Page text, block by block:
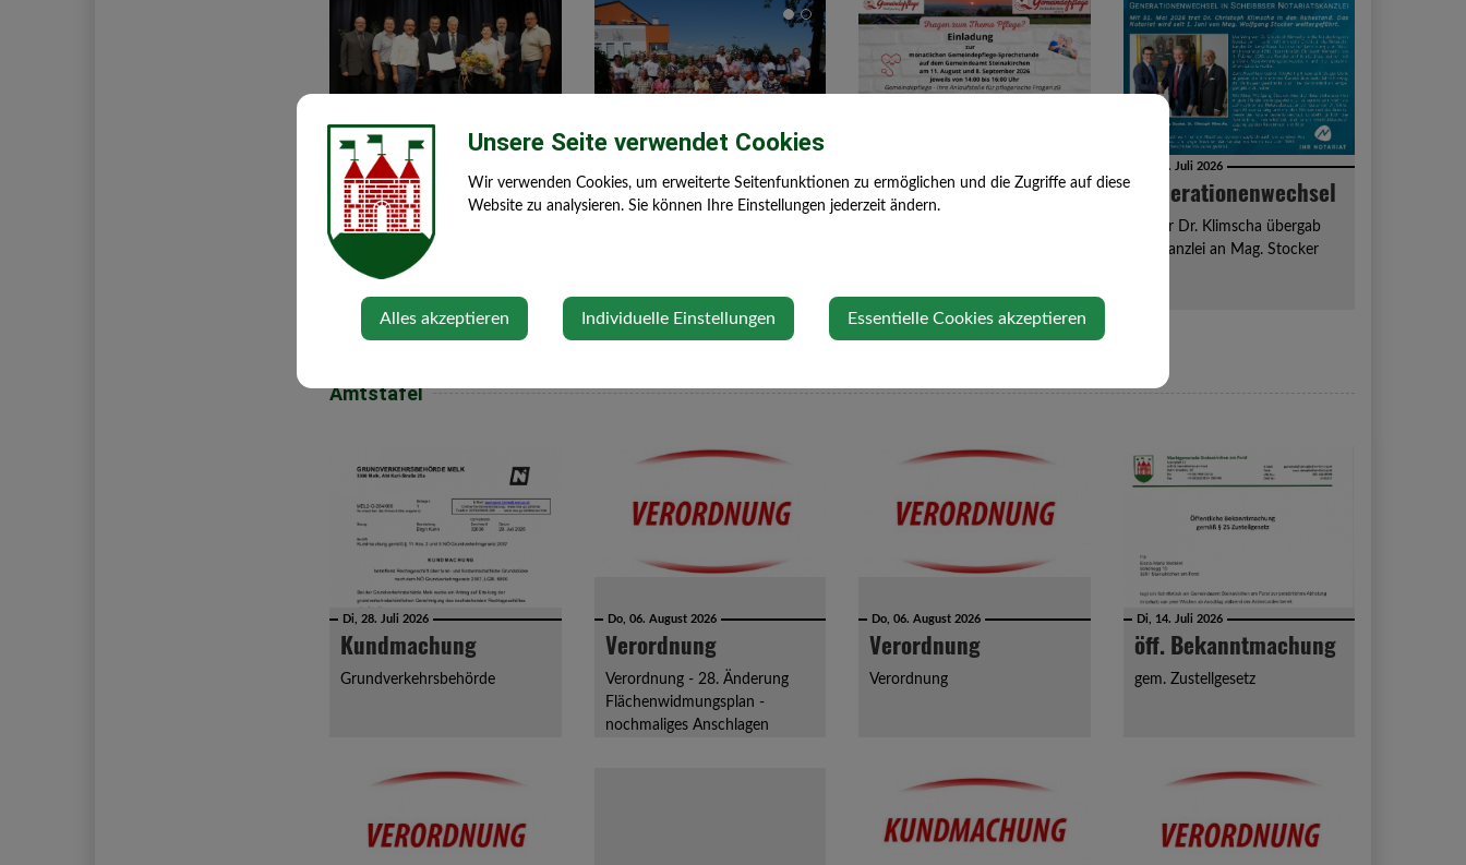
Di, 21. Juli 2026
Abschied in der
Mittelschule
Pensionierungen und
Verleihung des Titels "Schulrat"
Feiern Gemeindepflege
Di, 21. Juli 2026
Generationenwechsel
Notar Dr. Klimscha übergab
die Kanzlei an Mag. Stocker
Amtstafel
Di, 28. Juli 2026
Kundmachung
Grundverkehrsbehörde
Do, 06. August 2026
Verordnung
Verordnung - 28. Änderung
Flächenwidmungsplan -
nochmaliges Anschlagen
Do, 06. August 2026
Verordnung
Verordnung
Di, 14. Juli 2026
öff. Bekanntmachung
gem. Zustellgesetz
Unsere Seite verwendet Cookies
Wir verwenden Cookies, um erweiterte Seitenfunktionen zu ermöglichen und die Zugriffe auf diese
Website zu analysieren. Sie können Ihre Einstellungen jederzeit ändern.
Alles akzeptieren Individuelle Einstellungen Essentielle Cookies akzeptieren